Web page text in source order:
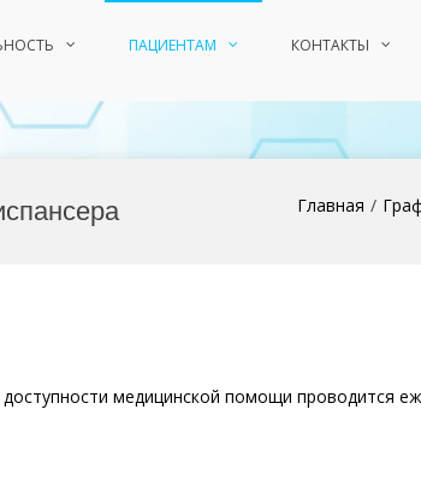
ПАЦИЕНТАМ КОНТАКТЫ
Главная
медицинской помощи проводится